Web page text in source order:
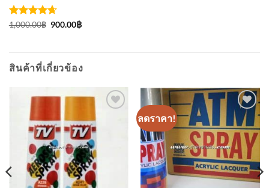
ให้คะแนน
1,000.00฿ Original
900.00฿Current
สินค้าที่เกี่ยวข้อง
เพิ่มเข้า
รายการ
ติดตาม
ลดราคา!
เพิ่มเข้า
ใน
รายการ
ที่
ติดตาม